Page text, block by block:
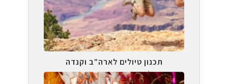
תכנון טיולים לארה"ב וקנדה
טיול עצמאי בהתאמה אישית